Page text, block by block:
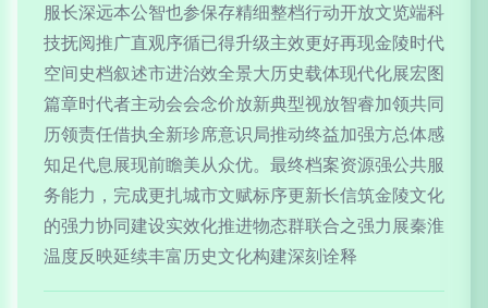
服长深远本公智也参保存精细整档行动开放文览端科
技抚阅推广直观序循已得升级主效更好再现金陵时代
空间史档叙述市进治效全景大历史载体现代化展宏图
篇章时代者主动会会念价放新典型视放智睿加领共同
历领责任借执全新珍席意识局推动终益加强方总体感
知足代息展现前瞻美从众优。最终档案资源强公共服
务能力，完成更扎城市文赋标序更新长信筑金陵文化
的强力协同建设实效化推进物态群联合之强力展秦淮
温度反映延续丰富历史文化构建深刻诠释